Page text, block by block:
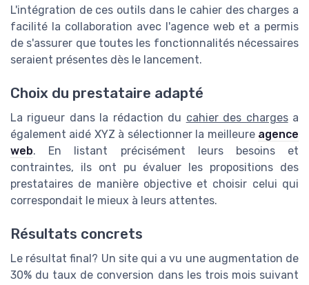
L'intégration de ces outils dans le cahier des charges a
facilité la collaboration avec l'agence web et a permis
de s'assurer que toutes les fonctionnalités nécessaires
seraient présentes dès le lancement.
Choix du prestataire adapté
La rigueur dans la rédaction du cahier des chargesa
également aidé XYZ à sélectionner la meilleure agence
web. En listant précisément leurs besoins et
contraintes, ils ont pu évaluer les propositions des
prestataires de manière objective et choisir celui qui
correspondait le mieux à leurs attentes.
Résultats concrets
Le résultat final? Un site qui a vu une augmentation de
30% du taux de conversion dans les trois mois suivant